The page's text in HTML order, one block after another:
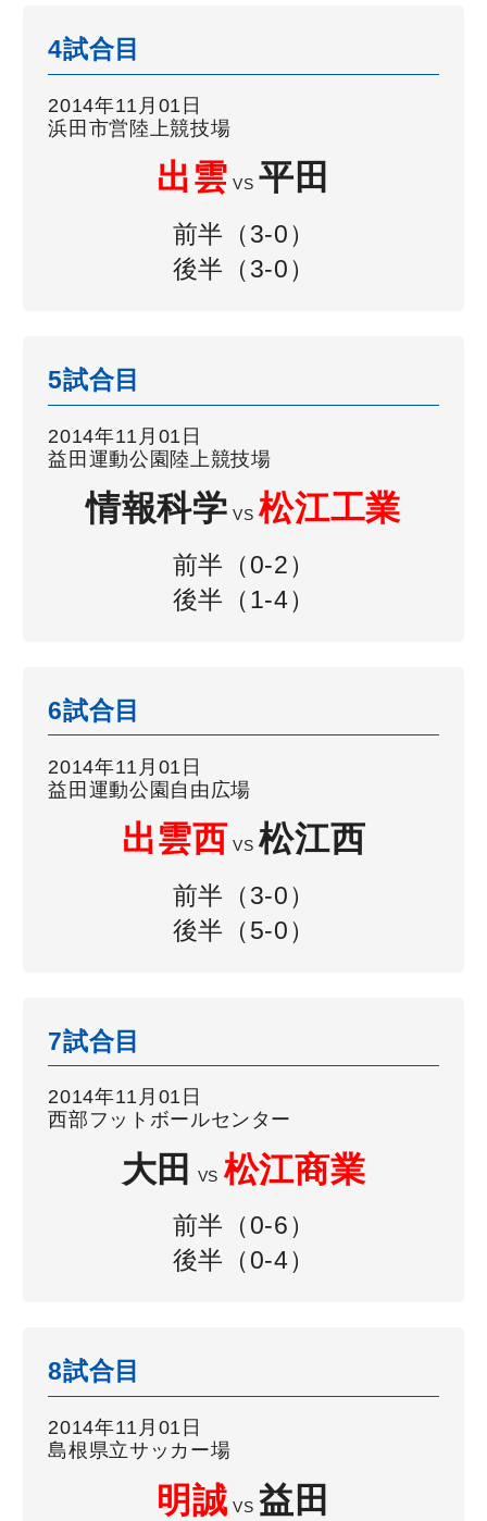
4試合目
2014年11月01日
浜田市営陸上競技場
出雲 VS平田
前半（3-0）
後半（3-0）
5試合目
2014年11月01日
益田運動公園陸上競技場
情報科学 VS松江工業
前半（0-2）
後半（1-4）
6試合目
2014年11月01日
益田運動公園自由広場
出雲西 VS松江西
前半（3-0）
後半（5-0）
7試合目
2014年11月01日
西部フットボールセンター
大田 VS 松江商業
前半（0-6）
後半（0-4）
8試合目
2014年11月01日
島根県立サッカー場
明誠 VS 益田